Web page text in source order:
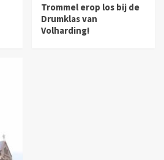
Trommel erop los bij de
Drumklas van
Volharding!